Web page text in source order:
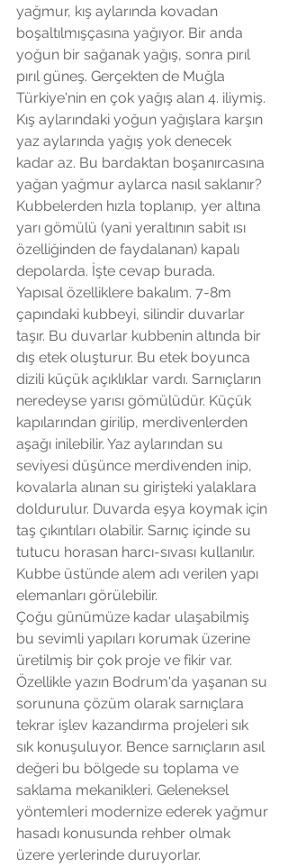
yağmur, kış aylarında kovadan
boşaltılmışçasına yağıyor. Bir anda
yoğun bir sağanak yağış, sonra pırıl
pırıl güneş. Gerçekten de Muğla
Türkiye'nin en çok yağış alan 4. iliymiş.
Kış aylarındaki yoğun yağışlara karşın
yaz aylarında yağış yok denecek
kadar az. Bu bardaktan boşanırcasına
yağan yağmur aylarca nasıl saklanır?
Kubbelerden hızla toplanıp, yer altına
yarı gömülü (yani yeraltının sabit ısı
özelliğinden de faydalanan) kapalı
depolarda. İşte cevap burada.
Yapısal özelliklere bakalım. 7-8m
çapındaki kubbeyi, silindir duvarlar
taşır. Bu duvarlar kubbenin altında bir
dış etek oluşturur. Bu etek boyunca
dizili küçük açıklıklar vardı. Sarnıçların
neredeyse yarısı gömülüdür. Küçük
kapılarından girilip, merdivenlerden
aşağı inilebilir. Yaz aylarından su
seviyesi düşünce merdivenden inip,
kovalarla alınan su girişteki yalaklara
doldurulur. Duvarda eşya koymak için
taş çıkıntıları olabilir. Sarnıç içinde su
tutucu horasan harcı-sıvası kullanılır.
Kubbe üstünde alem adı verilen yapı
elemanları görülebilir.
Çoğu günümüze kadar ulaşabilmiş
bu sevimli yapıları korumak üzerine
üretilmiş bir çok proje ve fikir var.
Özellikle yazın Bodrum'da yaşanan su
sorununa çözüm olarak sarnıçlara
tekrar işlev kazandırma projeleri sık
sık konuşuluyor. Bence sarnıçların asıl
değeri bu bölgede su toplama ve
saklama mekanikleri. Geleneksel
yöntemleri modernize ederek yağmur
hasadı konusunda rehber olmak
üzere yerlerinde duruyorlar.